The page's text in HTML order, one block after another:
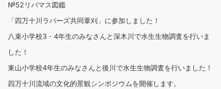
№52リバマス図鑑
「四万十川ラバーズ共同葦刈」に参加しました！
八束小学校3・4年生のみなさんと深木川で水生生物調査を行いま
した！
東山小学校4年生のみなさんと後川で水生生物調査を行いました！
四万十川流域の文化的景観シンポジウムを開催します。